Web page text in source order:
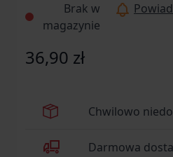
noszeniajestMateriał
otwarciabrakZastosowanie
[mm]ProducentJoker,
Brak w
magazynie
36,90 zł
Chwilowo
Darmowa